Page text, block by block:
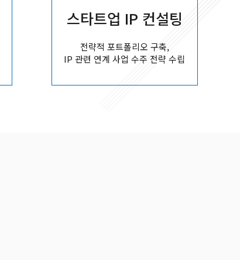
스타트업 IP 컨설팅
전략적 포트폴리오 구축,
IP 관련 연계 사업 수주 전략 수립